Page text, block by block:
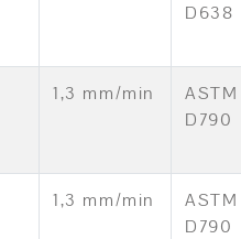
D638
1,3 mm/min
ASTM
D790
1,3 mm/min
ASTM
D790